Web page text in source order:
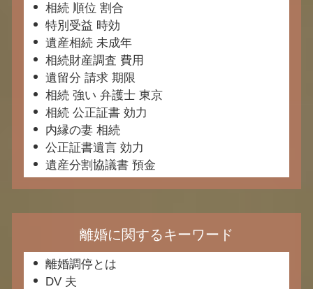
相続 順位 割合
特別受益 時効
遺産相続 未成年
相続財産調査 費用
遺留分 請求 期限
相続 強い 弁護士 東京
相続 公正証書 効力
内縁の妻 相続
公正証書遺言 効力
遺産分割協議書 預金
離婚に関するキーワード
離婚調停とは
DV 夫